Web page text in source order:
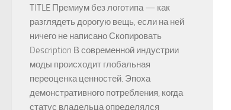
TITLE Премиум без логотипа — как
разглядеть дорогую вещь, если на ней
ничего не написано Скопировать
Description В современной индустрии
моды происходит глобальная
переоценка ценностей. Эпоха
демонстративного потребления, когда
статус владельца определялся